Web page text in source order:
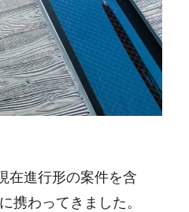
在進行形の案件を含
わってきました。